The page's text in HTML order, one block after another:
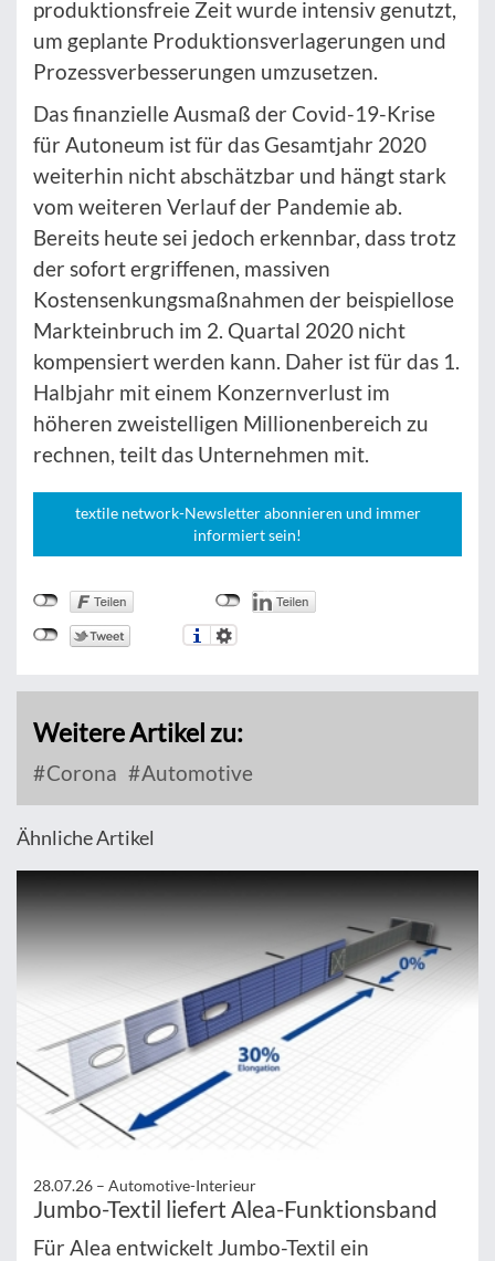
produktionsfreie Zeit wurde intensiv genutzt,
um geplante Produktionsverlagerungen und
Prozessverbesserungen umzusetzen.
Das finanzielle Ausmaß der Covid-19-Krise
für Autoneum ist für das Gesamtjahr 2020
weiterhin nicht abschätzbar und hängt stark
vom weiteren Verlauf der Pandemie ab.
Bereits heute sei jedoch erkennbar, dass trotz
der sofort ergriffenen, massiven
Kostensenkungsmaßnahmen der beispiellose
Markteinbruch im 2. Quartal 2020 nicht
kompensiert werden kann. Daher ist für das 1.
Halbjahr mit einem Konzernverlust im
höheren zweistelligen Millionenbereich zu
rechnen, teilt das Unternehmen mit.
textile network-Newsletter abonnieren und immer
informiert sein!
Weitere Artikel zu:
Corona Automotive
Ähnliche Artikel
28.07.26 – Automotive-Interieur
Jumbo-Textil liefert Alea-Funktionsband
Für Alea entwickelt Jumbo-Textil ein